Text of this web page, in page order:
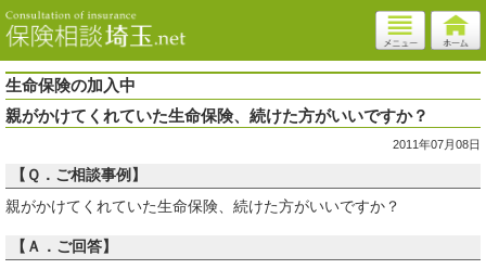
生命保険の加入中
親がかけてくれていた生命保険、続けた方がいいですか？
2011年07月08日
【Ｑ．ご相談事例】
親がかけてくれていた生命保険、続けた方がいいですか？
【Ａ．ご回答】